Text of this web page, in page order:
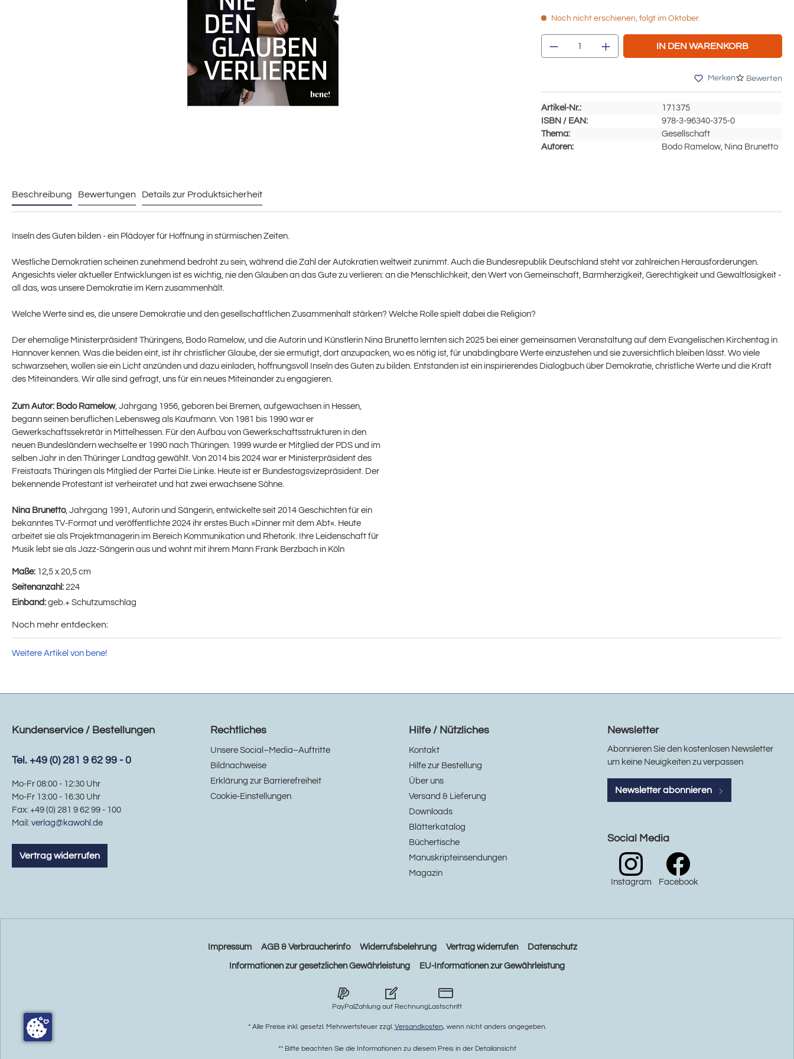
Noch nicht erschienen, folgt im Oktober.
Produkt Anzahl: Gib den gewünschten
IN DEN WARENKORB
Merken Bewerten
Artikel-Nr.:
171375
ISBN / EAN:
978-3-96340-375-0
Thema:
Gesellschaft
Autoren:
Bodo Ramelow, Nina Brunetto
Beschreibung Bewertungen Details zur Produktsicherheit
Inseln des Guten bilden - ein Plädoyer für Hoffnung in stürmischen Zeiten.
Westliche Demokratien scheinen zunehmend bedroht zu sein, während die Zahl der Autokratien weltweit zunimmt. Auch die Bundesrepublik Deutschland steht vor zahlreichen Herausforderungen.
Angesichts vieler aktueller Entwicklungen ist es wichtig, nie den Glauben an das Gute zu verlieren: an die Menschlichkeit, den Wert von Gemeinschaft, Barmherzigkeit, Gerechtigkeit und Gewaltlosigkeit -
all das, was unsere Demokratie im Kern zusammenhält.
Welche Werte sind es, die unsere Demokratie und den gesellschaftlichen Zusammenhalt stärken? Welche Rolle spielt dabei die Religion?
Der ehemalige Ministerpräsident Thüringens, Bodo Ramelow, und die Autorin und Künstlerin Nina Brunetto lernten sich 2025 bei einer gemeinsamen Veranstaltung auf dem Evangelischen Kirchentag in
Hannover kennen. Was die beiden eint, ist ihr christlicher Glaube, der sie ermutigt, dort anzupacken, wo es nötig ist, für unabdingbare Werte einzustehen und sie zuversichtlich bleiben lässt. Wo viele
schwarzsehen, wollen sie ein Licht anzünden und dazu einladen, hoffnungsvoll Inseln des Guten zu bilden. Entstanden ist ein inspirierendes Dialogbuch über Demokratie, christliche Werte und die Kraft
des Miteinanders. Wir alle sind gefragt, uns für ein neues Miteinander zu engagieren.
Zum Autor: Bodo Ramelow, Jahrgang 1956, geboren bei Bremen, aufgewachsen in Hessen,
begann seinen beruflichen Lebensweg als Kaufmann. Von 1981 bis 1990 war er
Gewerkschaftssekretär in Mittelhessen. Für den Aufbau von Gewerkschaftsstrukturen in den
neuen Bundesländern wechselte er 1990 nach Thüringen. 1999 wurde er Mitglied der PDS und im
selben Jahr in den Thüringer Landtag gewählt. Von 2014 bis 2024 war er Ministerpräsident des
Freistaats Thüringen als Mitglied der Partei Die Linke. Heute ist er Bundestagsvizepräsident. Der
bekennende Protestant ist verheiratet und hat zwei erwachsene Söhne.
Nina Brunetto, Jahrgang 1991, Autorin und Sängerin, entwickelte seit 2014 Geschichten für ein
bekanntes TV-Format und veröffentlichte 2024 ihr erstes Buch »Dinner mit dem Abt«. Heute
arbeitet sie als Projektmanagerin im Bereich Kommunikation und Rhetorik. Ihre Leidenschaft für
Musik lebt sie als Jazz-Sängerin aus und wohnt mit ihrem Mann Frank Berzbach in Köln
Maße: 12,5 x 20,5 cm
Seitenanzahl: 224
Einband: geb.+ Schutzumschlag
Noch mehr entdecken:
Weitere Artikel von bene!
Kundenservice / Bestellungen
Tel. +49 (0) 281 9 62 99 - 0
Mo-Fr 08:00 - 12:30 Uhr
Mo-Fr 13:00 - 16:30 Uhr
Fax: +49 (0) 281 9 62 99 - 100
Mail: verlag@kawohl.de
Vertrag widerrufen
Rechtliches
Unsere Social–Media–Auftritte
Bildnachweise
Erklärung zur Barrierefreiheit
Cookie-Einstellungen
Hilfe / Nützliches
Kontakt
Hilfe zur Bestellung
Über uns
Versand & Lieferung
Downloads
Blätterkatalog
Büchertische
Manuskripteinsendungen
Magazin
Newsletter
Abonnieren Sie den kostenlosen Newsletter
um keine Neuigkeiten zu verpassen
Newsletter abonnieren
Social Media
Instagram Facebook
Impressum AGB & Verbraucherinfo Widerrufsbelehrung Vertrag widerrufen Datenschutz
Informationen zur gesetzlichen Gewährleistung EU-Informationen zur Gewährleistung
PayPalZahlung auf RechnungLastschrift
* Alle Preise inkl. gesetzl. Mehrwertsteuer zzgl. Versandkosten, wenn nicht anders angegeben.
** Bitte beachten Sie die Informationen zu diesem Preis in der Detailansicht